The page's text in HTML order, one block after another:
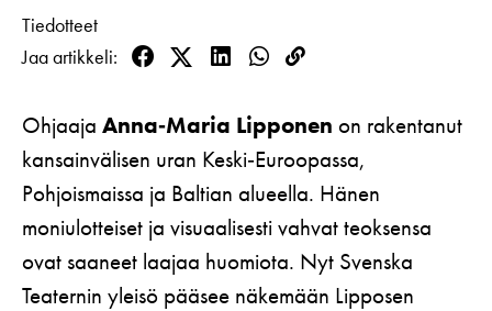
Lahjakortti
Nuoret
Katsomokartta
Usein kysytyt kysymykset
Yritykset
Teatterin toiminta
Historia
Töihin meille
Yhteystiedot
Uutiskirje
KIRJAUDU
Tiedotteet
Jaa artikkeli
Facebook
TwitterLinkedInWhatsApp
Kopioi
Ohjaaja Anna‑Maria Lipponen on rakentanut
kansainvälisen uran Keski‑Euroopassa,
Pohjoismaissa ja Baltian alueella. Hänen
moniulotteiset ja visuaalisesti vahvat teoksensa
ovat saaneet laajaa huomiota. Nyt Svenska
Teaternin yleisö pääsee näkemään Lipposen